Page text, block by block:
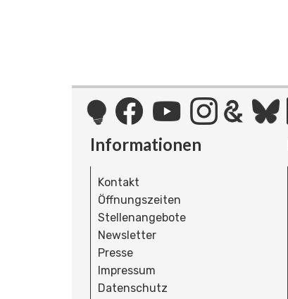
Informationen
Kontakt
Öffnungszeiten
Stellenangebote
Newsletter
Presse
Impressum
Datenschutz